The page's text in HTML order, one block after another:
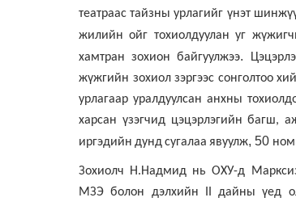
театраас тайзны урлагийг үнэт
жилийн ойг тохиолдуулан уг
хамтран зохион байгуулжээ.
жүжгийн зохиол зэргээс сонголтоо
урлагаар уралдуулсан анхны
харсан үзэгчид цэцэрлэгийн багш,
иргэдийн дундсугалаа явуулж, 50
Зохиолч Н.Надмид нь ОХУ-д
МЗЭ болон дэлхийн II дайны үед